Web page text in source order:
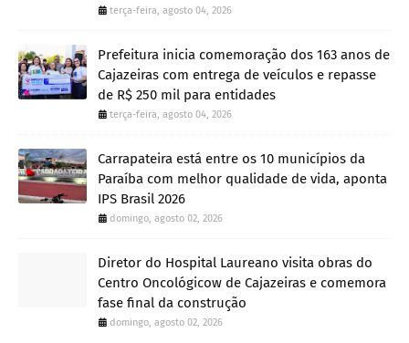
terça-feira, agosto 04, 2026
Prefeitura inicia comemoração dos 163 anos de
Cajazeiras com entrega de veículos e repasse
de R$ 250 mil para entidades
terça-feira, agosto 04, 2026
Carrapateira está entre os 10 municípios da
Paraíba com melhor qualidade de vida, aponta
IPS Brasil 2026
domingo, agosto 02, 2026
Diretor do Hospital Laureano visita obras do
Centro Oncológicow de Cajazeiras e comemora
fase final da construção
domingo, agosto 02, 2026